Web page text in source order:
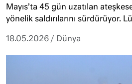
Mayıs’ta 45 gün uzatılan
yönelik saldırılarını sürdürüyor.
18.05.2026 / Dünya